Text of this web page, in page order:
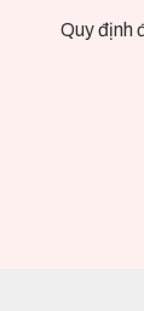
Quy định